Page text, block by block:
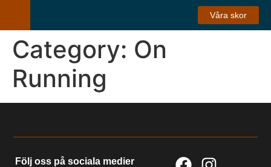
Våra skor
Category: On
Running
Följ oss på sociala medier